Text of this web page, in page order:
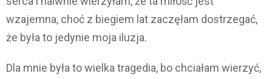
wzajemna, choć z biegiem lat zaczęłam dostrzegać,
że była to jedynie moja iluzja.
Dla mnie była to wielka tragedia, bo chciałam wierzyć,